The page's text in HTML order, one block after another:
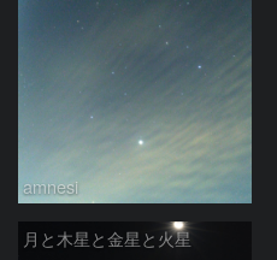
amnesi
月と木星と金星と火星